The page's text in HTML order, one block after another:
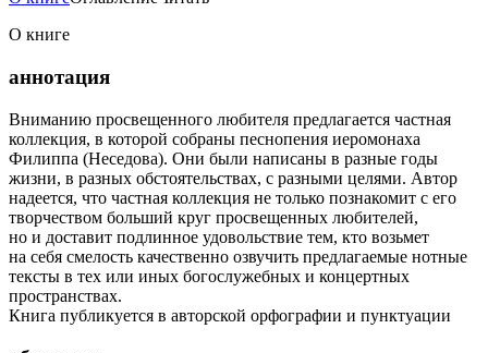
О книге
аннотация
Вниманию просвещенного любителя предлагается частная
коллекция, в которой собраны песнопения иеромонаха
Филиппа (Неседова). Они были написаны в разные годы
жизни, в разных обстоятельствах, с разными целями. Автор
надеется, что частная коллекция не только познакомит с его
творчеством больший круг просвещенных любителей,
но и доставит подлинное удовольствие тем, кто возьмет
на себя смелость качественно озвучить предлагаемые нотные
тексты в тех или иных богослужебных и концертных
пространствах.
Книга публикуется в авторской орфографии и пунктуации